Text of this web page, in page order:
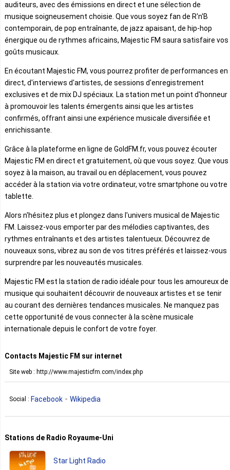
auditeurs, avec des émissions en direct et une sélection de
musique soigneusement choisie. Que vous soyez fan de R'n'B
contemporain, de pop entraînante, de jazz apaisant, de hip-hop
énergique ou de rythmes africains, Majestic FM saura satisfaire vos
goûts musicaux.
En écoutant Majestic FM, vous pourrez profiter de performances en
direct, d'interviews d'artistes, de sessions d'enregistrement
exclusives et de mix DJ spéciaux. La station met un point d'honneur
à promouvoir les talents émergents ainsi que les artistes
confirmés, offrant ainsi une expérience musicale diversifiée et
enrichissante.
Grâce à la plateforme en ligne de GoldFM.fr, vous pouvez écouter
Majestic FM en direct et gratuitement, où que vous soyez. Que vous
soyez à la maison, au travail ou en déplacement, vous pouvez
accéder à la station via votre ordinateur, votre smartphone ou votre
tablette.
Alors n'hésitez plus et plongez dans l'univers musical de Majestic
FM. Laissez-vous emporter par des mélodies captivantes, des
rythmes entraînants et des artistes talentueux. Découvrez de
nouveaux sons, vibrez au son de vos titres préférés et laissez-vous
surprendre par les nouveautés musicales.
Majestic FM est la station de radio idéale pour tous les amoureux de
musique qui souhaitent découvrir de nouveaux artistes et se tenir
au courant des dernières tendances musicales. Ne manquez pas
cette opportunité de vous connecter à la scène musicale
internationale depuis le confort de votre foyer.
Contacts Majestic FM sur internet
Site web : http://www.majesticfm.com/index.php
Social : Facebook Wikipedia
Stations de Radio Royaume-Uni
Star Light Radio